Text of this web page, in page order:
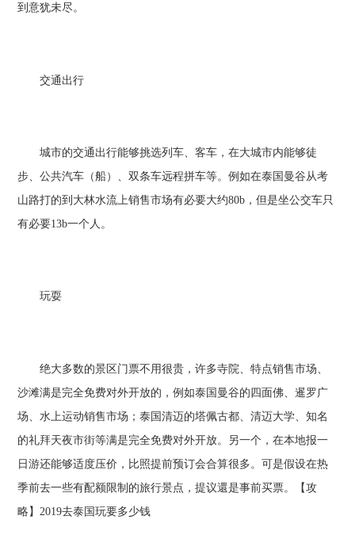
到意犹未尽。
交通出行
城市的交通出行能够挑选列车、客车，在大城市内能够徒
步、公共汽车（船）、双条车远程拼车等。例如在泰国曼谷从考
山路打的到大林水流上销售市场有必要大约80b，但是坐公交车只
有必要13b一个人。
玩耍
绝大多数的景区门票不用很贵，许多寺院、特点销售市场、
沙滩满是完全免费对外开放的，例如泰国曼谷的四面佛、暹罗广
场、水上运动销售市场；泰国清迈的塔佩古都、清迈大学、知名
的礼拜天夜市街等满是完全免费对外开放。另一个，在本地报一
日游还能够适度压价，比照提前预订会合算很多。可是假设在热
季前去一些有配额限制的旅行景点，提议還是事前买票。【攻
略】2019去泰国玩要多少钱